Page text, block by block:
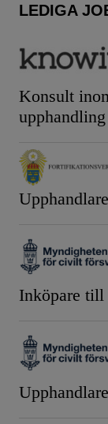
LEDIGA
Konsult
upphandling
Inköpare